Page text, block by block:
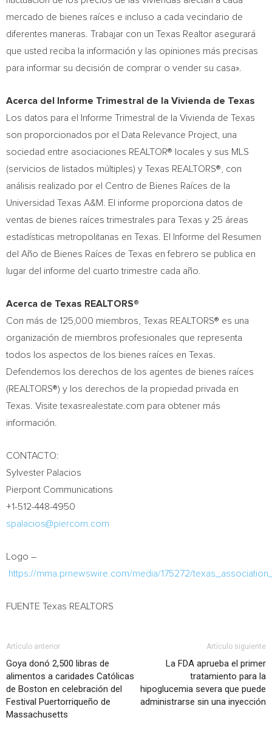
mercado de bienes raíces e incluso a cada vecindario de
diferentes maneras. Trabajar con un Texas Realtor asegurará
que usted reciba la información y las opiniones más precisas
para informar su decisión de comprar o vender su casa».
Acerca del Informe Trimestral de la Vivienda de Texas
Los datos para el Informe Trimestral de la Vivienda de Texas
son proporcionados por el Data Relevance Project, una
sociedad entre asociaciones REALTOR® locales y sus MLS
(servicios de listados múltiples) y Texas REALTORS®, con
análisis realizado por el Centro de Bienes Raíces de la
Universidad Texas A&M. El informe proporciona datos de
ventas de bienes raíces trimestrales para Texas y 25 áreas
estadísticas metropolitanas en Texas . El Informe del Resumen
del Año de Bienes Raíces de Texas en febrero se publica en
lugar del informe del cuarto trimestre cada año.
Acerca de Texas REALTORS®
Con más de 125,000 miembros, Texas REALTORS® es una
organización de miembros profesionales que representa
todos los aspectos de los bienes raíces en Texas
Defendemos los derechos de los agentes de bienes raíces
(REALTORS®) y los derechos de la propiedad privada en
Texas . Visite texasrealestate.com para obtener más
información.
CONTACTO:
Sylvester Palacios
Pierpont Communications
+1-512-448-4950
spalacios@piercom.com
Logo –
https://mma.prnewswire.com/media/175272/
FUENTE Texas REALTORS
Artículo anterior
Goya donó 2,500 libras de
alimentos a caridades Católicas
de Boston en celebración del
Festival Puertorriqueño de
Massachusetts
Artículo siguiente
La FDA aprueba el primer
tratamiento para la
hipoglucemia severa que puede
administrarse sin una inyección